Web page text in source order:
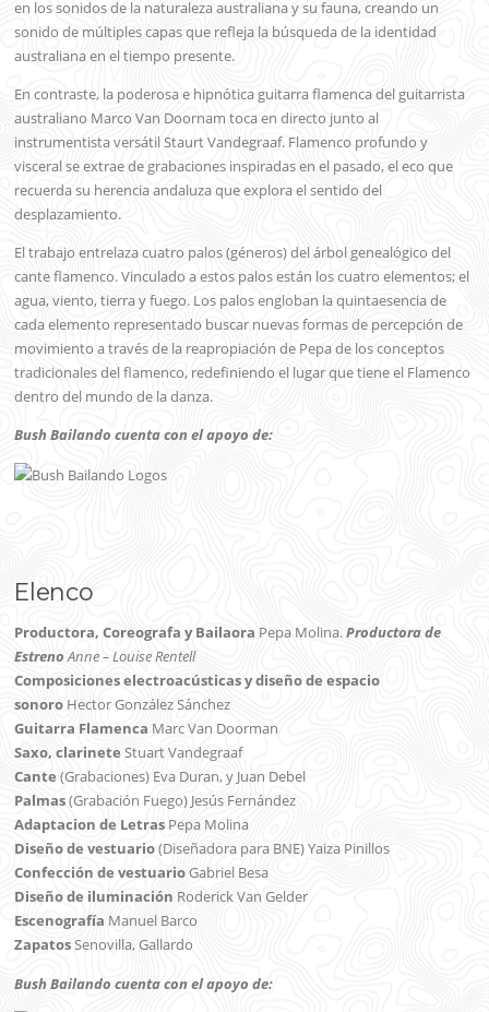
en los sonidos de la naturaleza australiana y su fauna, creando un
sonido de múltiples capas que refleja la búsqueda de la identidad
australiana en el tiempo presente.
En contraste, la poderosa e hipnótica guitarra flamenca del guitarrista
australiano Marco Van Doornam toca en directo junto al
instrumentista versátil Staurt Vandegraaf. Flamenco profundo y
visceral se extrae de grabaciones inspiradas en el pasado, el eco que
recuerda su herencia andaluza que explora el sentido del
desplazamiento.
El trabajo entrelaza cuatro palos (géneros) del árbol genealógico del
cante flamenco. Vinculado a estos palos están los cuatro elementos; el
agua, viento, tierra y fuego. Los palos engloban la quintaesencia de
cada elemento representado buscar nuevas formas de percepción de
movimiento a través de la reapropiación de Pepa de los conceptos
tradicionales del flamenco, redefiniendo el lugar que tiene el Flamenco
dentro del mundo de la danza.
Bush Bailando cuenta con el apoyo de:
Elenco
Productora, Coreografa y Bailaora Pepa Molina.Productora de
Estreno Anne – Louise Rentell
Composiciones electroacústicas y diseño de espacio
sonoro Hector González Sánchez
Guitarra Flamenca Marc Van Doorman
Saxo, clarinete Stuart Vandegraaf
Cante (Grabaciones) Eva Duran, y Juan Debel
Palmas(Grabación Fuego) Jesús Fernández
Adaptacion de Letras Pepa Molina
Diseño de vestuario(Diseñadora para BNE) Yaiza Pinillos
Confección de vestuarioGabriel Besa
Diseño de iluminación Roderick Van Gelder
Escenografía Manuel Barco
ZapatosSenovilla, Gallardo
Bush Bailando cuenta con el apoyo de: